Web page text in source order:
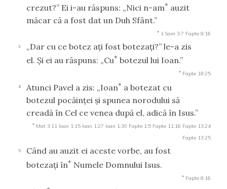
crezut?” Ei i-au răspuns: „Nici n-am* auzit
măcar că a fost dat un Duh Sfânt.”
* 1 Sam 3:7 Fapte 8:16
3
„Dar cu ce botez aţi fost botezaţi?” le-a zis
el. Şi ei au răspuns: „Cu* botezul lui Ioan.”
* Fapte 18:25
4 Atunci Pavel a zis: „Ioan* a botezat cu
botezul pocăinţei şi spunea norodului să
creadă în Cel ce venea după el, adică în Isus.”
* Mat 3:11 Ioan 1:15 Ioan 1:27 Ioan 1:30 Fapte 1:5 Fapte 11:16 Fapte 13:24
Fapte 13:25
5
Când au auzit ei aceste vorbe, au fost
botezaţi în* Numele Domnului Isus.
* Fapte 8:16